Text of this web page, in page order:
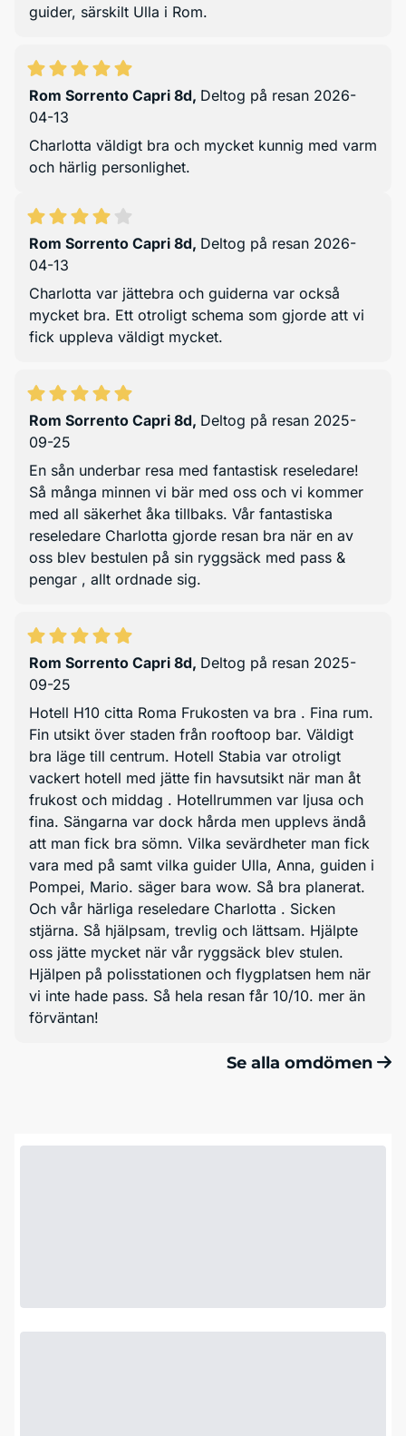
guider, särskilt Ulla i Rom.
Rom Sorrento Capri 8d, Deltog på resan 2026-
04-13
Charlotta väldigt bra och mycket kunnig med varm
och härlig personlighet.
Rom Sorrento Capri 8d, Deltog på resan 2026-
04-13
Charlotta var jättebra och guiderna var också
mycket bra. Ett otroligt schema som gjorde att vi
fick uppleva väldigt mycket.
Rom Sorrento Capri 8d, Deltog på resan 2025-
09-25
En sån underbar resa med fantastisk reseledare!
Så många minnen vi bär med oss och vi kommer
med all säkerhet åka tillbaks. Vår fantastiska
reseledare Charlotta gjorde resan bra när en av
oss blev bestulen på sin ryggsäck med pass &
pengar , allt ordnade sig.
Rom Sorrento Capri 8d, Deltog på resan 2025-
09-25
Hotell H10 citta Roma Frukosten va bra . Fina rum.
Fin utsikt över staden från rooftoop bar. Väldigt
bra läge till centrum. Hotell Stabia var otroligt
vackert hotell med jätte fin havsutsikt när man åt
frukost och middag . Hotellrummen var ljusa och
fina. Sängarna var dock hårda men upplevs ändå
att man fick bra sömn. Vilka sevärdheter man fick
vara med på samt vilka guider Ulla, Anna, guiden i
Pompei, Mario. säger bara wow. Så bra planerat.
Och vår härliga reseledare Charlotta . Sicken
stjärna. Så hjälpsam, trevlig och lättsam. Hjälpte
oss jätte mycket när vår ryggsäck blev stulen.
Hjälpen på polisstationen och flygplatsen hem när
vi inte hade pass. Så hela resan får 10/10. mer än
förväntan!
Se alla omdömen